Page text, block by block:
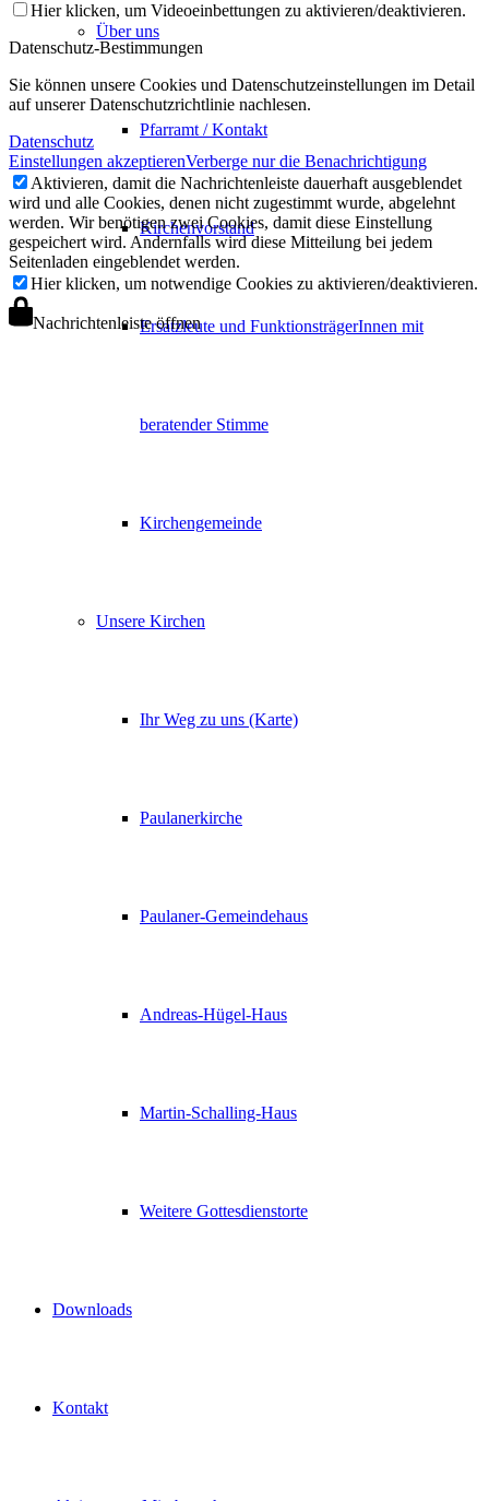
Über uns
Pfarramt / Kontakt
Kirchenvorstand
Ersatzleute und FunktionsträgerInnen mit
beratender Stimme
Kirchengemeinde
Unsere Kirchen
Ihr Weg zu uns (Karte)
Paulanerkirche
Paulaner-Gemeindehaus
Andreas-Hügel-Haus
Martin-Schalling-Haus
Weitere Gottesdienstorte
Downloads
Kontakt
Hier klicken, um Videoeinbettungen zu aktivieren/deaktivieren.
Datenschutz-Bestimmungen
Sie können unsere Cookies und Datenschutzeinstellungen im Detail
auf unserer Datenschutzrichtlinie nachlesen.
Datenschutz
Einstellungen akzeptierenVerberge nur die Benachrichtigung
Aktivieren, damit die Nachrichtenleiste dauerhaft ausgeblendet
wird und alle Cookies, denen nicht zugestimmt wurde, abgelehnt
werden. Wir benötigen zwei Cookies, damit diese Einstellung
gespeichert wird. Andernfalls wird diese Mitteilung bei jedem
Seitenladen eingeblendet werden.
Hier klicken, um notwendige Cookies zu aktivieren/deaktivieren.
Nachrichtenleiste öffnen